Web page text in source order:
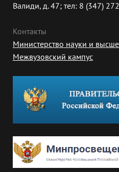
Валиди, д. 47; тел: 8 (347)
Контакты
Министерство науки и
Межвузовский кампус